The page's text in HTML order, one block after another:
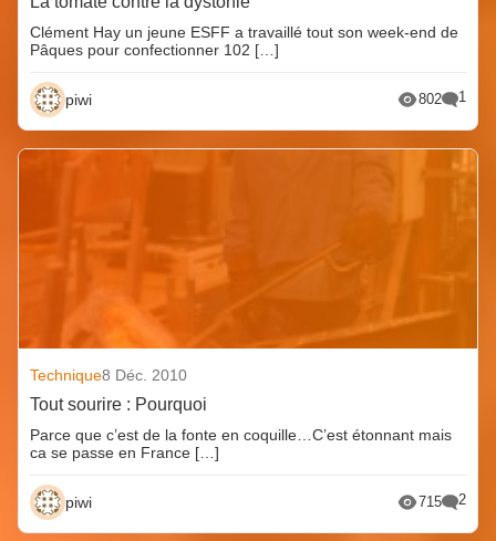
Clément Hay un jeune ESFF a travaillé tout son week-end de
Pâques pour confectionner 102 […]
piwi 802 1
Technique8 Déc. 2010
Tout sourire : Pourquoi
Parce que c’est de la fonte en coquille…C’est étonnant mais
ca se passe en France […]
piwi 715 2